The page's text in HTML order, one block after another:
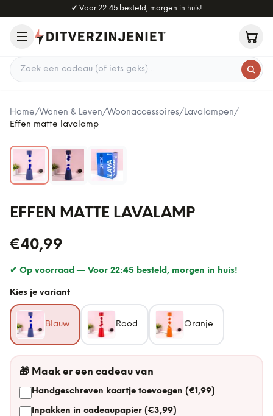
Naar hoofdinhoud
✔ Voor 22:45 besteld, morgen in huis!
Zoek een cadeau
Home/Wonen & Leven/Woonaccessoires/Lavalampen/
Effen matte lavalamp
EFFEN MATTE LAVALAMP
€40,99
✔ Op voorraad — Voor 22:45 besteld, morgen in huis!
Kies je variant
Blauw Rood Oranje
🎁 Maak er een cadeau van
Handgeschreven kaartje toevoegen (€1,99)
Inpakken in cadeaupapier (€3,99)